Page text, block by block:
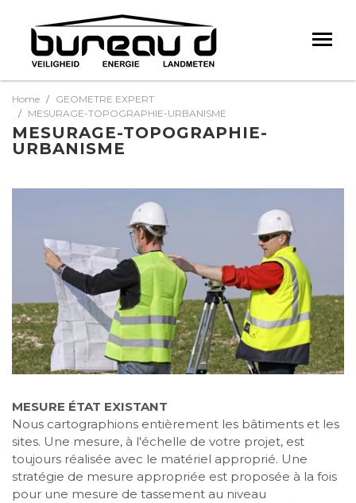
Home
GEOMETRE EXPERT
MESURAGE-TOPOGRAPHIE-URBANISME
MESURAGE-TOPOGRAPHIE-
URBANISME
MESURE ÉTAT EXISTANT
Nous cartographions entièrement les bâtiments et les
sites. Une mesure, à l'échelle de votre projet, est
toujours réalisée avec le matériel approprié. Une
stratégie de mesure appropriée est proposée à la fois
pour une mesure de tassement au niveau